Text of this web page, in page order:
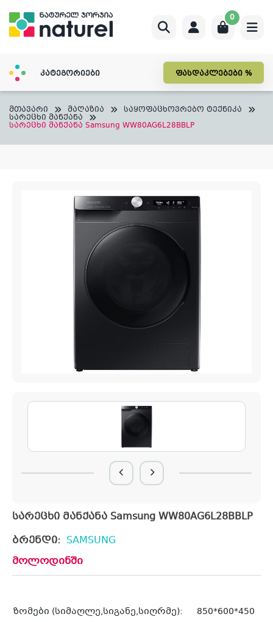
content
0
კატეგორიები ფასდაკლებები %
მთავარი მაღაზია საყოფაცხოვრებო ტექნიკა
სარეცხი მანქანა
სარეცხი მანქანა Samsung WW80AG6L28BBLP
სარეცხი მანქანა Samsung WW80AG6L28BBLP
ბრენდი: SAMSUNG
მოლოდინში
ზომები (სიმაღლე,სიგანე,სიღრმე): 850*600*450